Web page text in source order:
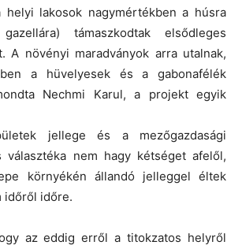
helyi lakosok nagymértékben a húsra
támaszkodtak elsődleges
A növényi maradványok arra utalnak,
a hüvelyesek és a gabonafélék
Nechmi Karul, a projekt egyik
jellege és a mezőgazdasági
választéka nem hagy kétséget afelől,
környékén állandó jelleggel éltek
időről időre.
az eddig erről a titokzatos helyről